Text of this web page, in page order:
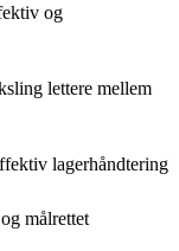
og
lettere mellem
lagerhåndtering
målrettet